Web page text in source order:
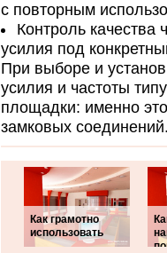
с повторным
Контроль
усилия под
При выборе и
усилия и частоты
площадки: именно
замковых
Как грамотно
использовать